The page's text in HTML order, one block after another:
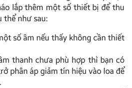
lắp thêm một số thiết bị để thu
thể như sau:
số âm nếu thấy không cần thiết
thanh chưa phù hợp thì bạn có
phân áp giảm tín hiệu vào loa để